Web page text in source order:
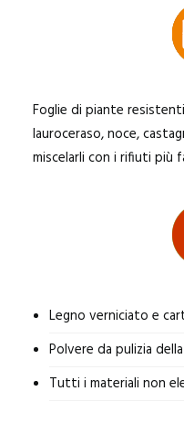
Foglie di piante
lauroceraso, noce,
miscelarli con i rifiuti più
Legno verniciato e
Polvere da pulizia
Tutti i materiali non